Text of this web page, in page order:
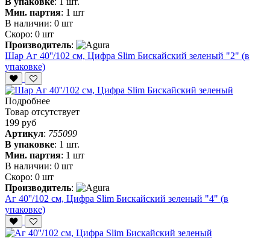
Мин. партия: 1 шт
В наличии: 0 шт
Скоро: 0 шт
Производитель:
Шар Аг 40''/102 см, Цифра Slim Бискайский зеленый "2" (в
упаковке)
Подробнее
Товар отсутствует
199 руб
Артикул: 755099
В упаковке: 1 шт.
Мин. партия: 1 шт
В наличии: 0 шт
Скоро: 0 шт
Производитель:
Аг 40''/102 см, Цифра Slim Бискайский зеленый "4" (в
упаковке)